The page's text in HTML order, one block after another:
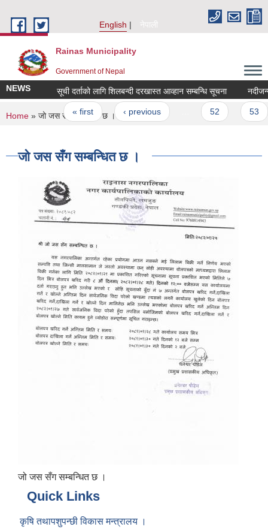
English
नेपाली
Rainas Municipality
Government of Nepal
NEWS सूची दर्ताको लागि शिलबन्दी दरखास्त आव्हान सम्बन्धि सूचना
Pages
« first ‹ previous 52 53
You are here
Home » जो जस सँग सम्बन्धित छ ।
जो जस सँग सम्बन्धित छ ।
जो जस सँग सम्बन्धित छ ।
Quick Links
कृषि तथापशुपन्छी विकास मन्त्रालय ।